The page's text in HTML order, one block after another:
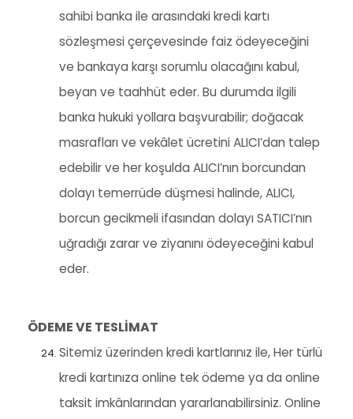
sahibi banka ile arasındaki kredi kartı
sözleşmesi çerçevesinde faiz ödeyeceğini
ve bankaya karşı sorumlu olacağını kabul,
beyan ve taahhüt eder. Bu durumda ilgili
banka hukuki yollara başvurabilir; doğacak
masrafları ve vekâlet ücretini ALICI’dan talep
edebilir ve her koşulda ALICI’nın borcundan
dolayı temerrüde düşmesi halinde, ALICI,
borcun gecikmeli ifasından dolayı SATICI’nın
uğradığı zarar ve ziyanını ödeyeceğini kabul
eder.
ÖDEME VE TESLİMAT
Sitemiz üzerinden kredi kartlarınız ile, Her türlü
kredi kartınıza online tek ödeme ya da online
taksit imkânlarından yararlanabilirsiniz. Online